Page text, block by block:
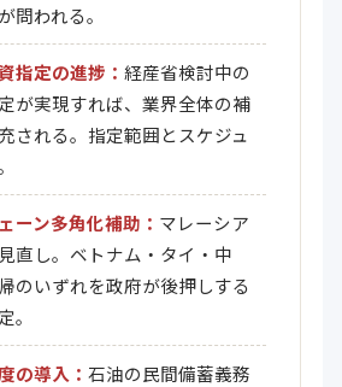
問われる。
指定の進捗： 経産省検討中の
が実現すれば、業界全体の補
される。指定範囲とスケジュ
ーン多角化補助： マレーシア
直し。ベトナム・タイ・中
のいずれを政府が後押しする
。
の導入： 石油の民間備蓄義務